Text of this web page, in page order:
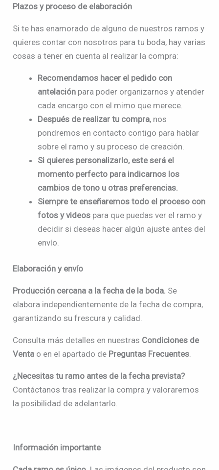
Plazos y proceso de elaboración
Si te has enamorado de alguno de nuestros ramos y
quieres contar con nosotros para tu boda, hay varias
cosas a tener en cuenta al realizar la compra:
Recomendamos hacer el pedido con
antelación para poder organizarnos y atender
cada encargo con el mimo que merece.
Después de realizar tu compra, nos
pondremos en contacto contigo para hablar
sobre el ramo y su proceso de creación.
Si quieres personalizarlo, este será el
momento perfecto para indicarnos los
cambios de tono u otras preferencias.
Siempre te enseñaremos todo el proceso con
fotos y videos para que puedas ver el ramo y
decidir si deseas hacer algún ajuste antes del
envío.
Elaboración y envío
Producción cercana a la fecha de la boda. Se
elabora independientemente de la fecha de compra,
garantizando su frescura y calidad.
Consulta más detalles en nuestras Condiciones de
Venta o en el apartado de Preguntas Frecuentes.
¿Necesitas tu ramo antes de la fecha prevista?
Contáctanos tras realizar la compra y valoraremos
la posibilidad de adelantarlo.
Información importante